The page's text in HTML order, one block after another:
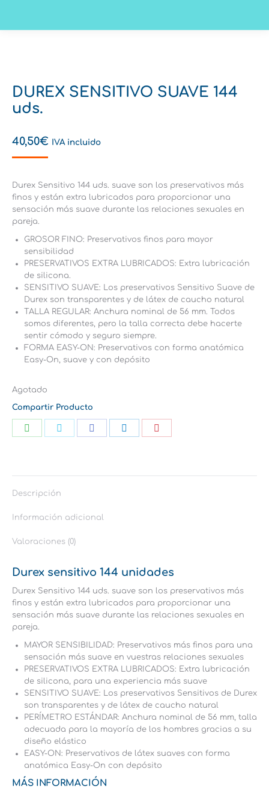
DUREX SENSITIVO SUAVE 144
uds.
40,50€ IVA incluido
Durex Sensitivo 144 uds. suave son los preservativos más
finos y están extra lubricados para proporcionar una
sensación más suave durante las relaciones sexuales en
pareja.
GROSOR FINO: Preservativos finos para mayor
sensibilidad
PRESERVATIVOS EXTRA LUBRICADOS: Extra lubricación
de silicona.
SENSITIVO SUAVE: Los preservativos Sensitivo Suave de
Durex son transparentes y de látex de caucho natural
TALLA REGULAR: Anchura nominal de 56 mm. Todos
somos diferentes, pero la talla correcta debe hacerte
sentir cómodo y seguro siempre.
FORMA EASY-ON: Preservativos con forma anatómica
Easy-On, suave y con depósito
Agotado
Compartir Producto
Share
Share
Share
Share
Descripción
Información adicional
Valoraciones (0)
Durex sensitivo 144 unidades
Durex Sensitivo 144 uds. suave son los preservativos más
finos y están extra lubricados para proporcionar una
sensación más suave durante las relaciones sexuales en
pareja.
MAYOR SENSIBILIDAD: Preservativos más finos para una
sensación más suave en vuestras relaciones sexuales
PRESERVATIVOS EXTRA LUBRICADOS: Extra lubricación
de silicona, para una experiencia más suave
SENSITIVO SUAVE: Los preservativos Sensitivos de Durex
son transparentes y de látex de caucho natural
PERÍMETRO ESTÁNDAR: Anchura nominal de 56 mm, talla
adecuada para la mayoría de los hombres gracias a su
diseño elástico
EASY-ON: Preservativos de látex suaves con forma
anatómica Easy-On con depósito
MÁS INFORMACIÓN